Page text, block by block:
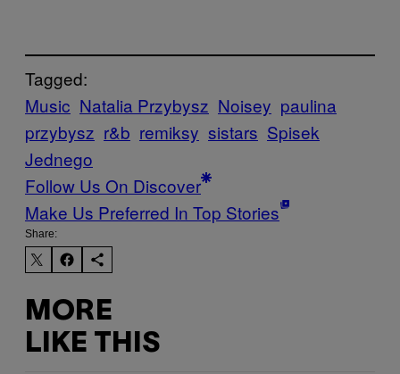
Tagged:
Music Natalia Przybysz Noisey paulina
przybysz r&b remiksy sistars Spisek
Jednego
Follow Us On Discover
Make Us Preferred In Top Stories
Share:
MORE
LIKE THIS